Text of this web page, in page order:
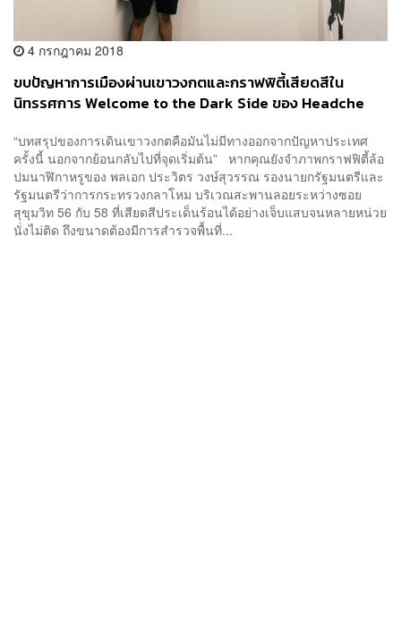
4 กรกฎาคม 2018
ขบปัญหาการเมืองผ่านเขาวงกตและกราฟฟิตี้เสียดสีใน
นิทรรศการ Welcome to the Dark Side ของ Headche
“บทสรุปของการเดินเขาวงกตคือมันไม่มีทางออกจากปัญหาประเทศ
ครั้งนี้ นอกจากย้อนกลับไปที่จุดเริ่มต้น” หากคุณยังจำภาพกราฟฟิตี้ล้อ
ปมนาฬิกาหรูของ พลเอก ประวิตร วงษ์สุวรรณ รองนายกรัฐมนตรีและ
รัฐมนตรีว่าการกระทรวงกลาโหม บริเวณสะพานลอยระหว่างซอย
สุขุมวิท 56 กับ 58 ที่เสียดสีประเด็นร้อนได้อย่างเจ็บแสบจนหลายหน่วย
นั่งไม่ติด ถึงขนาดต้องมีการสำรวจพื้นที่...